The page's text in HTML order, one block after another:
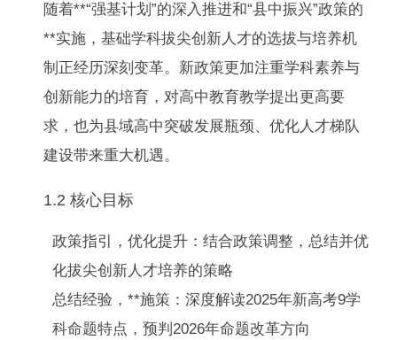
随着**“强基计划”的深入推进和“县中振兴”政策的
**实施，基础学科拔尖创新人才的选拔与培养机
制正经历深刻变革。新政策更加注重学科素养与
创新能力的培育，对高中教育教学提出更高要
求，也为县域高中突破发展瓶颈、优化人才梯队
建设带来重大机遇。
1.2 核心目标
政策指引，优化提升： 结合政策调整，总结并优
化拔尖创新人才培养的策略
总结经验，**施策： 深度解读2025年新高考9学
科命题特点，预判2026年命题改革方向